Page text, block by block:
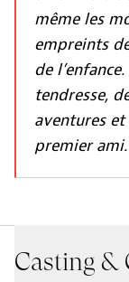
même les
empreints
de
tendresse,
aventures
premier ami.
Casting &